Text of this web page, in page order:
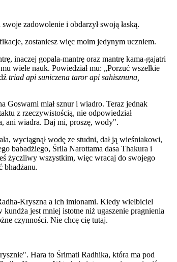
zadowolenie i obdarzył swoją łaską.
zostaniesz więc moim jedynym uczniem.
inaczej gopala-mantrę oraz mantrę kama-gajatri
wiele nauk. Powiedział mu: „Porzuć wszelkie
triad api suniczena taror api sahisznuna,
Goswami miał sznur i wiadro. Teraz jednak
z rzeczywistością, nie odpowiedział
ani wiadra. Daj mi, proszę, wody".
wyciągnął wodę ze studni, dał ją wieśniakowi,
babadżiego, Śrila Narottama dasa Thakura i
życzliwy wszystkim, więc wracaj do swojego
bhadżanu.
Kryszna a ich imionami. Kiedy wielbiciel
jest mniej istotne niż ugaszenie pragnienia
czynności. Nie chcę cię tutaj.
Hara to Śrimati Radhika, która ma pod